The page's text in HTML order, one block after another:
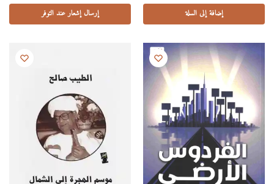
إضافة إلى السلة
إرسال إشعار عند التوفر